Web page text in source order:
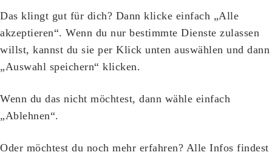
Das klingt gut für dich? Dann klicke einfach „Alle
akzeptieren“. Wenn du nur bestimmte Dienste zulassen
willst, kannst du sie per Klick unten auswählen und dann
„Auswahl speichern“ klicken.
Wenn du das nicht möchtest, dann wähle einfach
„Ablehnen“.
Oder möchtest du noch mehr erfahren? Alle Infos findest